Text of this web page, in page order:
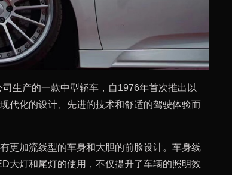
生产的一款中型轿车，自1976年首次推出以
代化的设计、先进的技术和舒适的驾驶体验而
更加流线型的车身和大胆的前脸设计。车身线
大灯和尾灯的使用，不仅提升了车辆的照明效